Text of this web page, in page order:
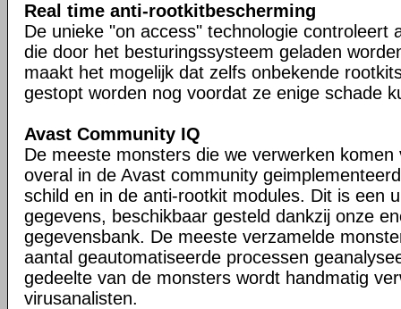
Real time anti-rootkitbescherming
De unieke "on access" technologie controleert
die door het besturingssysteem geladen
maakt het mogelijk dat zelfs onbekende
gestopt worden nog voordat ze enige schade
Avast Community IQ
De meeste monsters die we verwerken
overal in de Avast community
schild en in de anti-rootkit modules. Dit is een
gegevens, beschikbaar gesteld dankzij onze
gegevensbank. De meeste verzamelde
aantal geautomatiseerde processen
gedeelte van de monsters wordt handmatig
virusanalisten.